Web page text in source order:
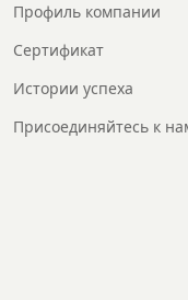
Профиль компании
Сертификат
Истории успеха
Присоединяйтесь к